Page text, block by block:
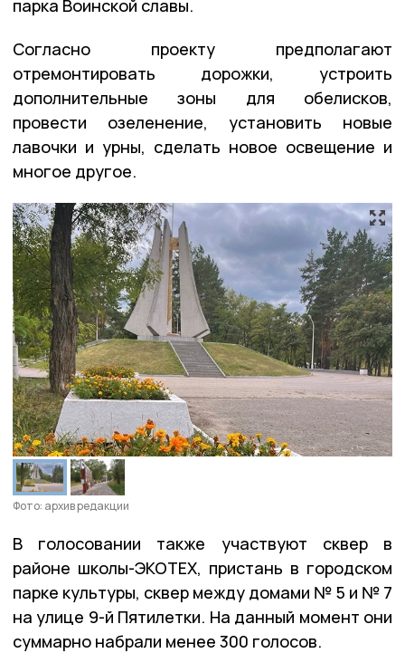
парка Воинской славы.
Согласно проекту предполагают
отремонтировать дорожки, устроить
дополнительные зоны для обелисков,
провести озеленение, установить новые
лавочки и урны, сделать новое освещение и
многое другое.
Фото: архив редакции
В голосовании также участвуют сквер в
районе школы-ЭКОТЕХ, пристань в городском
парке культуры, сквер между домами № 5 и № 7
на улице 9-й Пятилетки. На данный момент они
суммарно набрали менее 300 голосов.